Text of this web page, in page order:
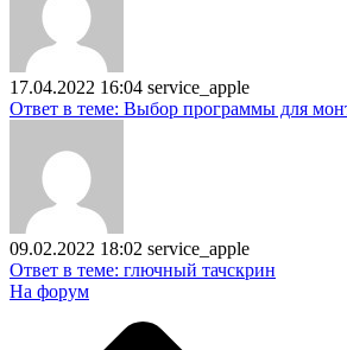
17.04.2022 16:04 service_apple
Ответ в теме: Выбор программы для
09.02.2022 18:02 service_apple
Ответ в теме: глючный тачскрин
На форум